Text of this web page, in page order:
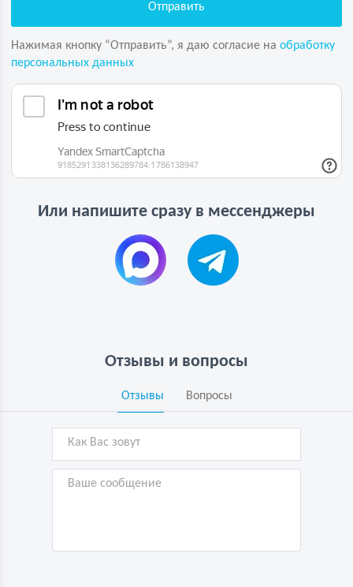
Нажимая кнопку “Отправить”, я даю согласие на обработку
персональных данных
Или напишите сразу в мессенджеры
Отзывы и вопросы
Отзывы Вопросы